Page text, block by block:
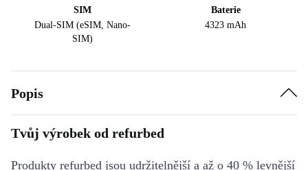
SIM
Dual-SIM (eSIM, Nano-
SIM)
Baterie
4323 mAh
Popis
Tvůj výrobek od refurbed
Produkty refurbed jsou udržitelnější a až o 40 % levnější